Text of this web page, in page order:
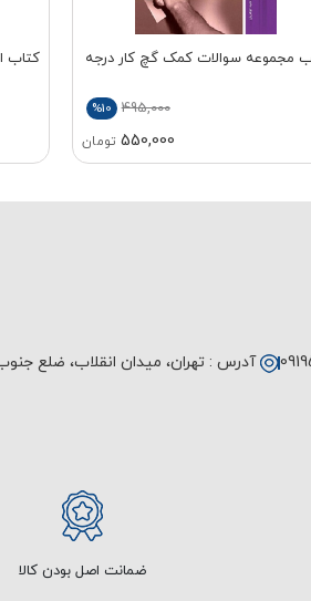
مجموعه سوالات کمک گچ کار درجه
495,000
%10
550,000 تومان
کتاب
آدرس : تهران، میدان انقلاب، ضلع جنوب شرقی
ضمانت اصل بودن کالا